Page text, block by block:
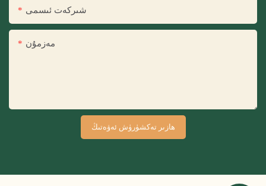
شىركەت ئىسمى
مەزمۇن
ھازىر تەكشۈرۈش ئەۋەتىڭ